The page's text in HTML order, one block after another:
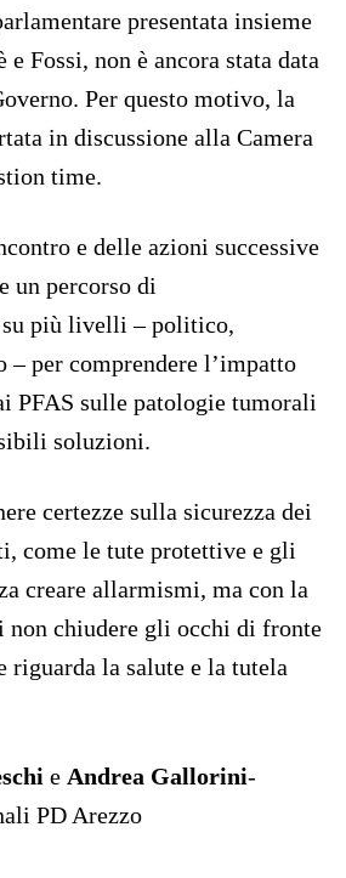
presentata insieme
Fossi, non è ancora stata data
Per questo motivo, la
in discussione alla Camera
time.
e delle azioni successive
un percorso di
più livelli – politico,
– per comprendere l’impatto
PFAS sulle patologie tumorali
soluzioni.
certezze sulla sicurezza dei
come le tute protettive e gli
creare allarmismi, ma con la
non chiudere gli occhi di fronte
riguarda la salute e la tutela
e Andrea Gallorini-
PD Arezzo